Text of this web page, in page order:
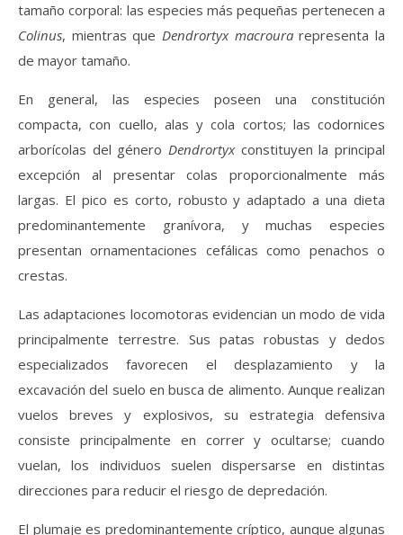
tamaño corporal: las especies más pequeñas pertenecen a
Colinus, mientras que Dendrortyx macrourarepresenta la
de mayor tamaño.
En general, las especies poseen una constitución
compacta, con cuello, alas y cola cortos; las codornices
arborícolas del género Dendrortyxconstituyen la principal
excepción al presentar colas proporcionalmente más
largas. El pico es corto, robusto y adaptado a una dieta
predominantemente granívora, y muchas especies
presentan ornamentaciones cefálicas como penachos o
crestas.
Las adaptaciones locomotoras evidencian un modo de vida
principalmente terrestre. Sus patas robustas y dedos
especializados favorecen el desplazamiento y la
excavación del suelo en busca de alimento. Aunque realizan
vuelos breves y explosivos, su estrategia defensiva
consiste principalmente en correr y ocultarse; cuando
vuelan, los individuos suelen dispersarse en distintas
direcciones para reducir el riesgo de depredación.
El plumaje es predominantemente críptico, aunque algunas